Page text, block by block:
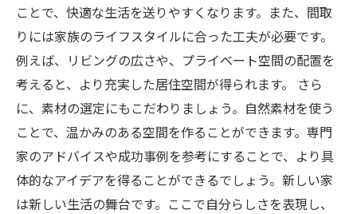
ことで、快適な生活を送りやすくなります。また、間取
りには家族のライフスタイルに合った工夫が必要です。
例えば、リビングの広さや、プライベート空間の配置を
考えると、より充実した居住空間が得られます。 さら
に、素材の選定にもこだわりましょう。自然素材を使う
ことで、温かみのある空間を作ることができます。専門
家のアドバイスや成功事例を参考にすることで、より具
体的なアイデアを得ることができるでしょう。新しい家
は新しい生活の舞台です。ここで自分らしさを表現し、